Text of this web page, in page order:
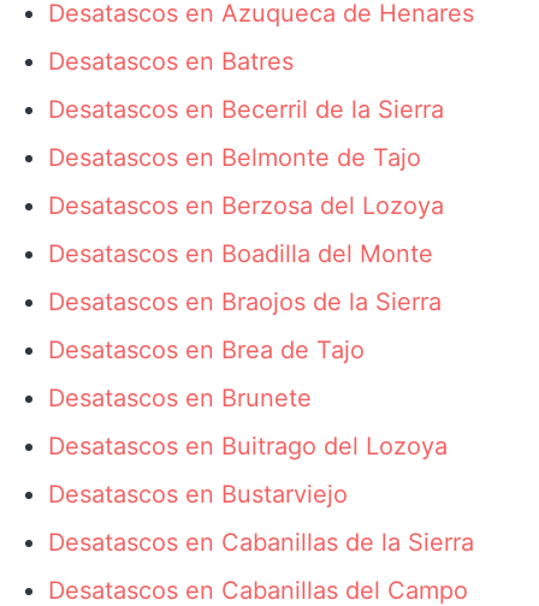
Desatascos en Azuqueca de Henares
Desatascos en Batres
Desatascos en Becerril de la Sierra
Desatascos en Belmonte de Tajo
Desatascos en Berzosa del Lozoya
Desatascos en Boadilla del Monte
Desatascos en Braojos de la Sierra
Desatascos en Brea de Tajo
Desatascos en Brunete
Desatascos en Buitrago del Lozoya
Desatascos en Bustarviejo
Desatascos en Cabanillas de la Sierra
Desatascos en Cabanillas del Campo